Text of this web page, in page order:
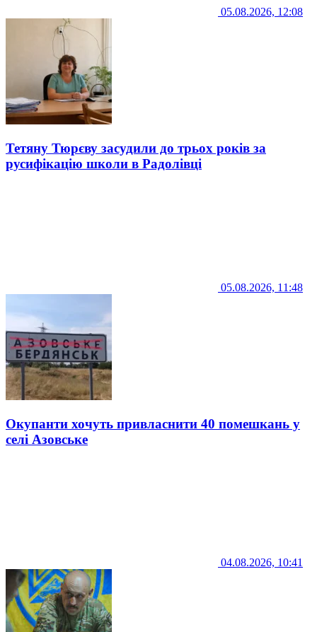
05.08.2026, 12:08
Тетяну Тюрєву засудили до трьох років за
русифікацію школи в Радолівці
05.08.2026, 11:48
Окупанти хочуть привласнити 40 помешкань у
селі Азовське
04.08.2026, 10:41